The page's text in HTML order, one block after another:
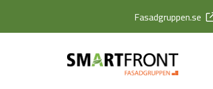
Fasadgruppen.se